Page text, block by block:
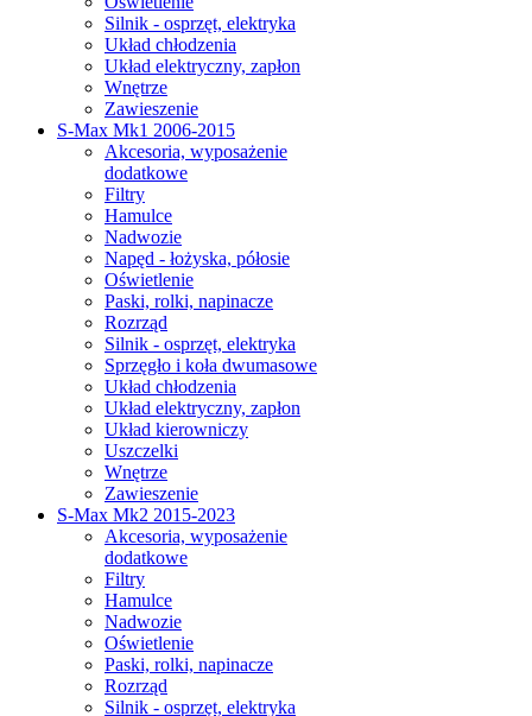
Silnik - osprzęt, elektryka
Układ chłodzenia
Układ elektryczny, zapłon
Wnętrze
Zawieszenie
S-Max Mk1 2006-2015
Akcesoria, wyposażenie
dodatkowe
Filtry
Hamulce
Nadwozie
Napęd - łożyska, półosie
Oświetlenie
Paski, rolki, napinacze
Rozrząd
Silnik - osprzęt, elektryka
Sprzęgło i koła dwumasowe
Układ chłodzenia
Układ elektryczny, zapłon
Układ kierowniczy
Uszczelki
Wnętrze
Zawieszenie
S-Max Mk2 2015-2023
Akcesoria, wyposażenie
dodatkowe
Filtry
Hamulce
Nadwozie
Oświetlenie
Paski, rolki, napinacze
Rozrząd
Silnik - osprzęt, elektryka